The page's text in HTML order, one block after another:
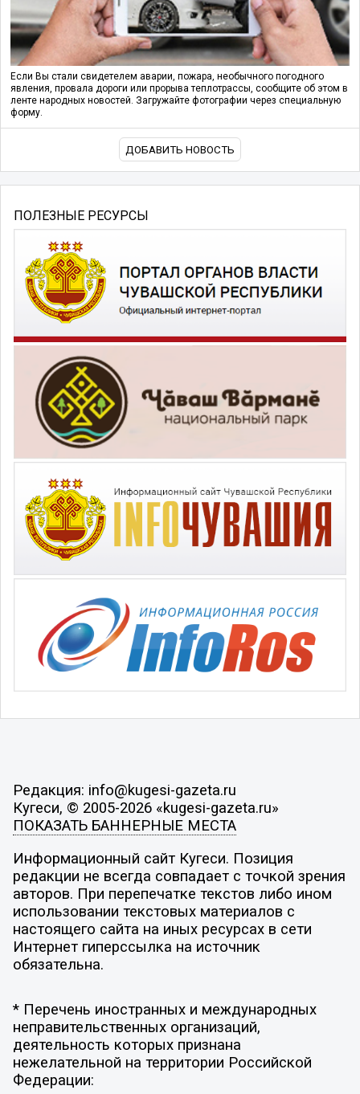
Если Вы стали свидетелем аварии, пожара, необычного погодного
явления, провала дороги или прорыва теплотрассы, сообщите об этом в
ленте народных новостей. Загружайте фотографии через специальную
форму.
ДОБАВИТЬ НОВОСТЬ
ПОЛЕЗНЫЕ РЕСУРСЫ
Редакция: info@kugesi-gazeta.ru
Кугеси, © 2005-2026 «kugesi-gazeta.ru»
ПОКАЗАТЬ БАННЕРНЫЕ МЕСТА
Информационный сайт Кугеси. Позиция
редакции не всегда совпадает с точкой зрения
авторов. При перепечатке текстов либо ином
использовании текстовых материалов с
настоящего сайта на иных ресурсах в сети
Интернет гиперссылка на источник
обязательна.
* Перечень иностранных и международных
неправительственных организаций,
деятельность которых признана
нежелательной на территории Российской
Федерации: